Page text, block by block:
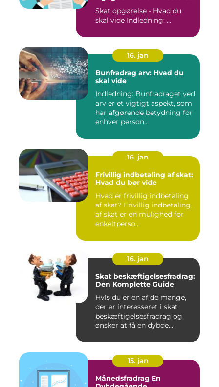
Skat opgørelse - Hvad du
skal vide Indledning: ...
16. jan
Bunfradrag arv: Hvad du
skal vide
Indledning: Bunfradraget ved
arv er et vigtigt aspekt, som
har afgørende betydning for
enhver person...
16. jan
Frivillig indbetaling af skat:
Hvad du bør vide
Hvad er frivillig indbetaling
af skat? Frivillig indbetaling
af skat er en mulighed for
enkeltperso...
16. jan
Skat beskæftigelsesfradrag:
Den Komplette Guide
Hvis du er en af de mange,
der er interesseret i skat
beskæftigelsesfradrag og
ønsker at få en dybde...
15. jan
Månedsfradrag En